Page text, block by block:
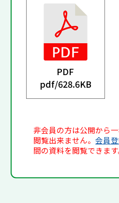
PDF
pdf/628.6KB
非会員の方は公開から
閲覧出来ません。会員
間の資料を閲覧できます